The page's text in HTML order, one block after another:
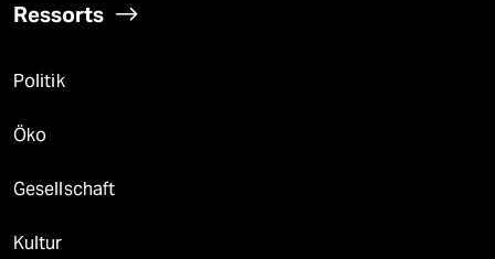
Ressorts
Politik
Öko
Gesellschaft
Kultur